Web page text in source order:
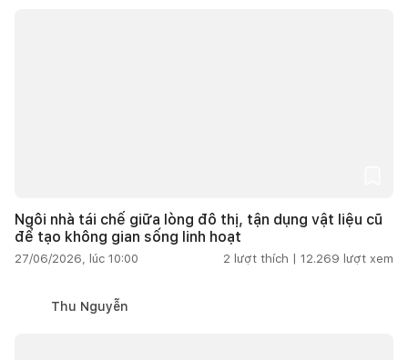
Ngôi nhà tái chế giữa lòng đô thị, tận dụng vật liệu cũ
để tạo không gian sống linh hoạt
27/06/2026, lúc 10:00 2 lượt thích | 12.269 lượt xem
Thu Nguyễn